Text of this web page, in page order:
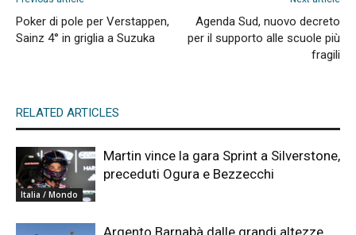
Poker di pole per Verstappen,
Sainz 4° in griglia a Suzuka
Agenda Sud, nuovo decreto
per il supporto alle scuole più
fragili
RELATED ARTICLES
Italia / Mondo
Martin vince la gara Sprint a Silverstone,
preceduti Ogura e Bezzecchi